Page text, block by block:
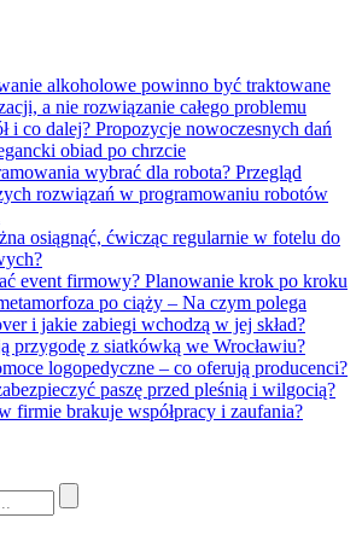
alkoholowe powinno być traktowane
a nie rozwiązanie całego problemu
i co dalej? Propozycje nowoczesnych dań
obiad po chrzcie
wybrać dla robota? Przegląd
rozwiązań w programowaniu robotów
osiągnąć, ćwicząc regularnie w fotelu do
event firmowy? Planowanie krok po kroku
po ciąży – Na czym polega
i jakie zabiegi wchodzą w jej skład?
przygodę z siatkówką we Wrocławiu?
logopedyczne – co oferują producenci?
paszę przed pleśnią i wilgocią?
firmie brakuje współpracy i zaufania?